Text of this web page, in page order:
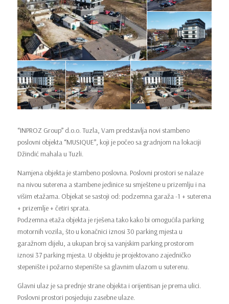
“INPROZ Group” d.o.o. Tuzla, Vam predstavlja novi stambeno
poslovni objekta “MUSIQUE”, koji je počeo sa gradnjom na lokaciji
Džindić mahala u Tuzli.
Namjena objekta je stambeno poslovna. Poslovni prostori se nalaze
na nivou suterena a stambene jedinice su smještene u prizemlju i na
višim etažama. Objekat se sastoji od: podzemna garaža -1 + suterena
+ prizemlje + četiri sprata.
Podzemna etaža objekta je rješena tako kako bi omogućila parking
motornih vozila, što u konačnici iznosi 30 parking mjesta u
garažnom dijelu, a ukupan broj sa vanjskim parking prostorom
iznosi 37 parking mjesta. U objektu je projektovano zajedničko
stepenište i požarno stepenište sa glavnim ulazom u suterenu.
Glavni ulaz je sa prednje strane objekta i orijentisan je prema ulici.
Poslovni prostori posjeduju zasebne ulaze.